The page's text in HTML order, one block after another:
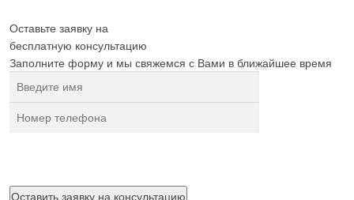
Оставьте заявку на
бесплатную консультацию
Заполните форму и мы свяжемся с Вами в ближайшее время